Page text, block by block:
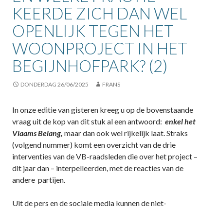
KEERDE ZICH DAN WEL
OPENLIJK TEGEN HET
WOONPROJECT IN HET
BEGIJNHOFPARK? (2)
DONDERDAG 26/06/2025 FRANS
In onze editie van gisteren kreeg u op de bovenstaande
vraag uit de kop van dit stuk al een antwoord: enkel het
Vlaams Belang, maar dan ook wel rijkelijk laat. Straks
(volgend nummer) komt een overzicht van de drie
interventies van de VB-raadsleden die over het project –
dit jaar dan – interpelleerden, met de reacties van de
andere partijen.
Uit de pers en de sociale media kunnen de niet-